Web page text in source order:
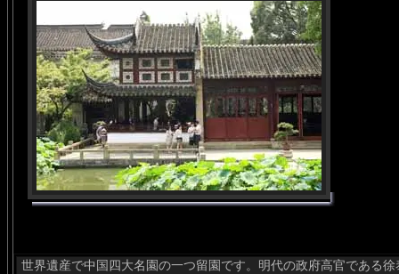
世界遺産で中国四大名園の一つ留園です。明代の政府高官である